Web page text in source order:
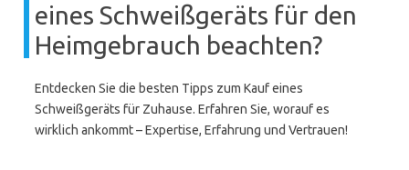
eines Schweißgeräts für den
Heimgebrauch beachten?
Entdecken Sie die besten Tipps zum Kauf eines
Schweißgeräts für Zuhause. Erfahren Sie, worauf es
wirklich ankommt – Expertise, Erfahrung und Vertrauen!